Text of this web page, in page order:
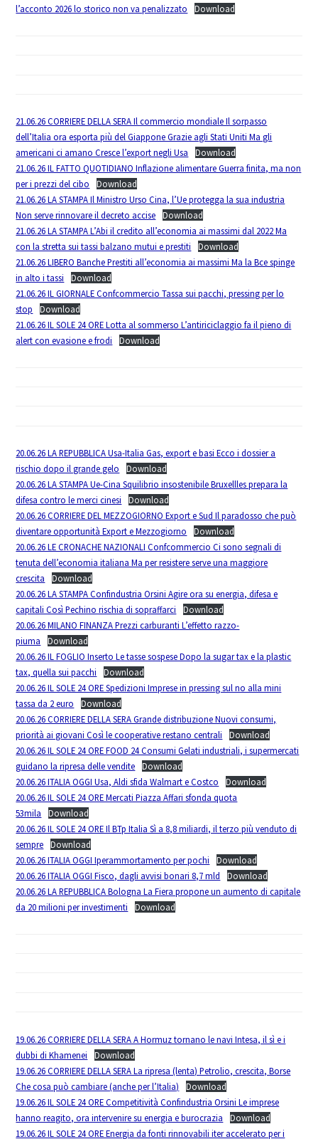
l’acconto 2026 lo storico non va penalizzato
Download
21.06.26 CORRIERE DELLA SERA Il commercio mondiale Il sorpasso
dell’Italia ora esporta più del Giappone Grazie agli Stati Uniti Ma gli
americani ci amano Cresce l’export negli Usa
Download
21.06.26 IL FATTO QUOTIDIANO Inflazione alimentare Guerra finita, ma non
per i prezzi del cibo
Download
21.06.26 LA STAMPA Il Ministro Urso Cina, l’Ue protegga la sua industria
Non serve rinnovare il decreto accise
Download
21.06.26 LA STAMPA L’Abi il credito all’economia ai massimi dal 2022 Ma
con la stretta sui tassi balzano mutui e prestiti
Download
21.06.26 LIBERO Banche Prestiti all’economia ai massimi Ma la Bce spinge
in alto i tassi
Download
21.06.26 IL GIORNALE Confcommercio Tassa sui pacchi, pressing per lo
stop
Download
21.06.26 IL SOLE 24 ORE Lotta al sommerso L’antiriciclaggio fa il pieno di
alert con evasione e frodi
Download
20.06.26 LA REPUBBLICA Usa-Italia Gas, export e basi Ecco i dossier a
rischio dopo il grande gelo
Download
20.06.26 LA STAMPA Ue-Cina Squilibrio insostenibile Bruxellles prepara la
difesa contro le merci cinesi
Download
20.06.26 CORRIERE DEL MEZZOGIORNO Export e Sud Il paradosso che può
diventare opportunità Export e Mezzogiorno
Download
20.06.26 LE CRONACHE NAZIONALI Confcommercio Ci sono segnali di
tenuta dell’economia italiana Ma per resistere serve una maggiore
crescita
Download
20.06.26 LA STAMPA Confindustria Orsini Agire ora su energia, difesa e
capitali Così Pechino rischia di sopraffarci
Download
20.06.26 MILANO FINANZA Prezzi carburanti L’effetto razzo-
piuma
Download
20.06.26 IL FOGLIO Inserto Le tasse sospese Dopo la sugar tax e la plastic
tax, quella sui pacchi
Download
20.06.26 IL SOLE 24 ORE Spedizioni Imprese in pressing sul no alla mini
tassa da 2 euro
Download
20.06.26 CORRIERE DELLA SERA Grande distribuzione Nuovi consumi,
priorità ai giovani Così le cooperative restano centrali
Download
20.06.26 IL SOLE 24 ORE FOOD 24 Consumi Gelati industriali, i supermercati
guidano la ripresa delle vendite
Download
20.06.26 ITALIA OGGI Usa, Aldi sfida Walmart e Costco
Download
20.06.26 IL SOLE 24 ORE Mercati Piazza Affari sfonda quota
53mila
Download
20.06.26 IL SOLE 24 ORE Il BTp Italia Sì a 8,8 miliardi, il terzo più venduto di
sempre
Download
20.06.26 ITALIA OGGI Iperammortamento per pochi
Download
20.06.26 ITALIA OGGI Fisco, dagli avvisi bonari 8,7 mld
Download
20.06.26 LA REPUBBLICA Bologna La Fiera propone un aumento di capitale
da 20 milioni per investimenti
Download
19.06.26 CORRIERE DELLA SERA A Hormuz tornano le navi Intesa, il sì e i
dubbi di Khamenei
Download
19.06.26 CORRIERE DELLA SERA La ripresa (lenta) Petrolio, crescita, Borse
Che cosa può cambiare (anche per l’Italia)
Download
19.06.26 IL SOLE 24 ORE Competitività Confindustria Orsini Le imprese
hanno reagito, ora intervenire su energia e burocrazia
Download
19.06.26 IL SOLE 24 ORE Energia da fonti rinnovabili iter accelerato per i